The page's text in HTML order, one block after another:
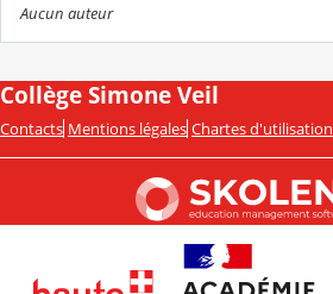
Aucun auteur
Collège Simone Veil
Contacts Mentions légales Chartes d'utilisation